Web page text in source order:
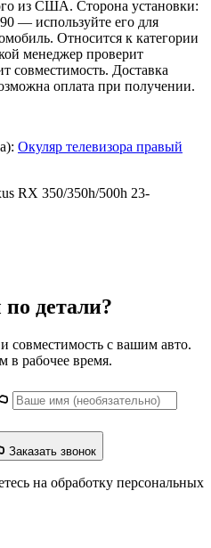
из США. Сторона установки:
— используйте его для
Относится к категории
менеджер проверит
совместимость. Доставка
оплата при получении.
Окуляр телевизора правый
RX 350/350h/500h 23-
детали?
совместимость с вашим авто.
в рабочее время.
Заказать звонок
на обработку персональных